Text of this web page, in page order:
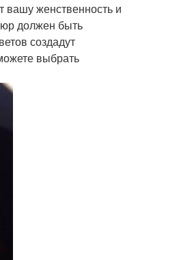
Платье на свадьбу
Ногти для бордового
вашу женственность и
должен быть
создадут
выбрать